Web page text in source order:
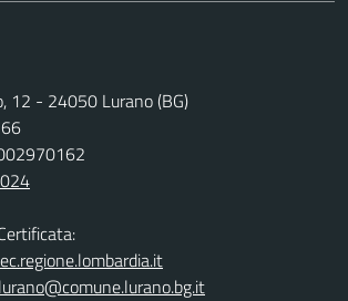
12 - 24050 Lurano (BG)